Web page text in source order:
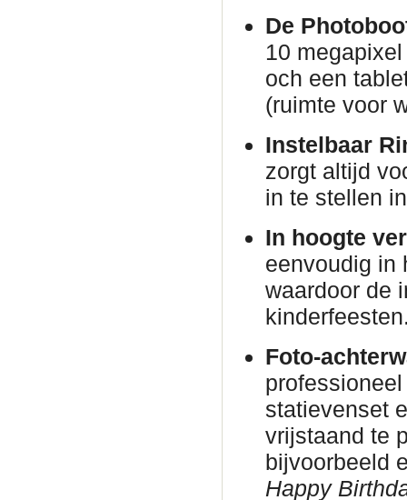
De
10
och een
(ruimte voor
Instelbaar
zorgt altijd
in te stellen
In hoogte
eenvoudig in
waardoor de
Foto-
statievenset
vrijstaand te
bijvoorbeeld
Happy